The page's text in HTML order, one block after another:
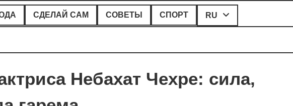
СДЕЛАЙ САМ СОВЕТЫ СПОРТ RU
Небахат Чехре: сила,